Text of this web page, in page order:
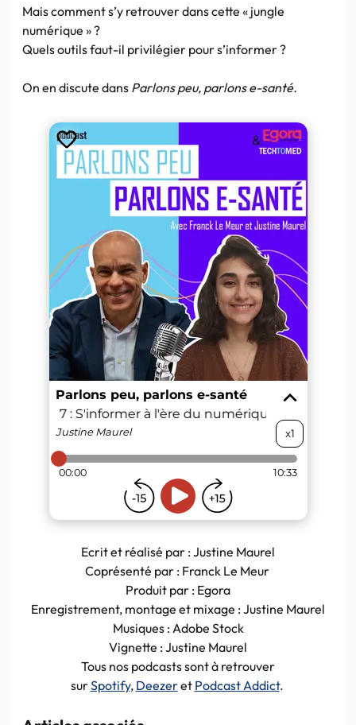
Mais comment s’y retrouver dans cette « jungle
numérique » ?
Quels outils faut-il privilégier pour s’informer ?
On en discute dans Parlons peu, parlons e-santé.
Ecrit et réalisé par : Justine Maurel
Coprésenté par : Franck Le Meur
Produit par : Egora
Enregistrement, montage et mixage : Justine Maurel
Musiques : Adobe Stock
Vignette : Justine Maurel
Tous nos podcasts sont à retrouver
surSpotify, Deezeret Podcast Addict.